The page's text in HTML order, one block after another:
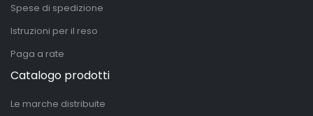
Spese di spedizione
Istruzioni per il reso
Paga a rate
Catalogo prodotti
Le marche distribuite